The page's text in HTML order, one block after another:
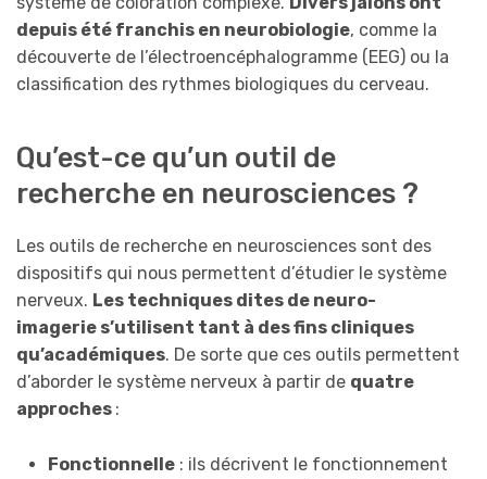
depuis été franchis en neurobiologie, comme la
découverte de l’électroencéphalogramme (EEG) ou la
classification des rythmes biologiques du cerveau.
Qu’est-ce qu’un outil de
recherche en neurosciences ?
Les outils de recherche en neurosciences sont des
dispositifs qui nous permettent d’étudier le système
nerveux. Les techniques dites de neuro-
imagerie s’utilisent tant à des fins cliniques
qu’académiques. De sorte que ces outils permettent
d’aborder le système nerveux à partir de quatre
approches :
Fonctionnelle: ils décrivent le fonctionnement